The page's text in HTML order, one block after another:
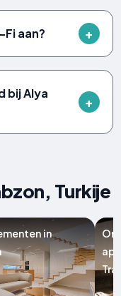
aan?
bij Alya
Turkije
in